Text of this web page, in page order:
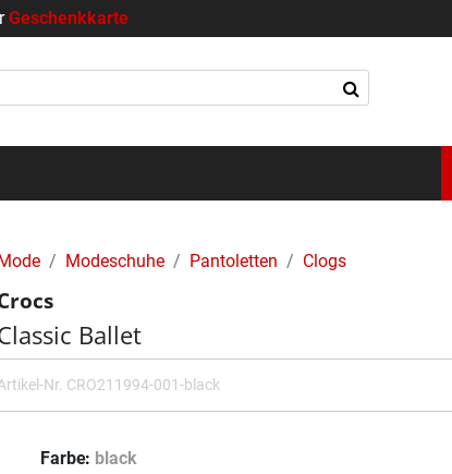
Geschenkkarte
Modeschuhe Pantoletten Clogs
Ballet
Nr. CRO211994-001-black
Farbe black